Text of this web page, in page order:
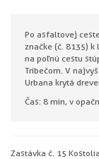
Po asfaltovej
značke (č. 8135)
na poľnú cestu
Tribečom. V
Urbana krytá
Čas: 8 min, v
Zastávka č. 15